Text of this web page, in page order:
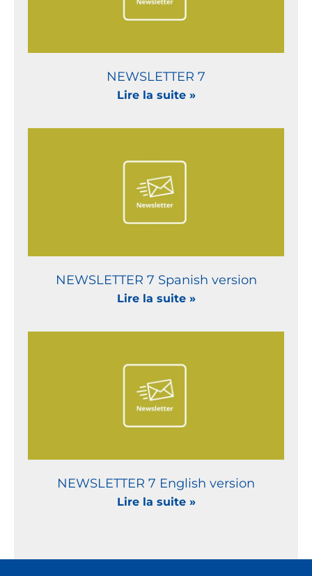
NEWSLETTER 7
Lire la suite »
NEWSLETTER 7 Spanish version
Lire la suite »
NEWSLETTER 7 English version
Lire la suite »